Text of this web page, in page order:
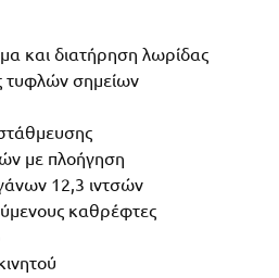
και διατήρηση λωρίδας
τυφλών σημείων
με πλοήγηση
12,3 ιντσών
καθρέφτες